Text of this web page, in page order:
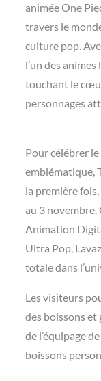
animée One
travers le
culture pop.
l’un des
touchant le
personnages
Pour célébrer
emblématique,
la première
au 3
Animation
Ultra Pop,
totale dans
Les visiteurs
des boissons et
de l’équipage
boissons